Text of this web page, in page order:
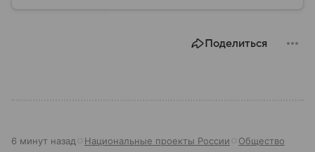
Поделиться
6 минут назад Национальные проекты России Общество